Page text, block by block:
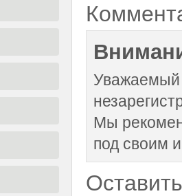
Уважаемый
Мы
под своим